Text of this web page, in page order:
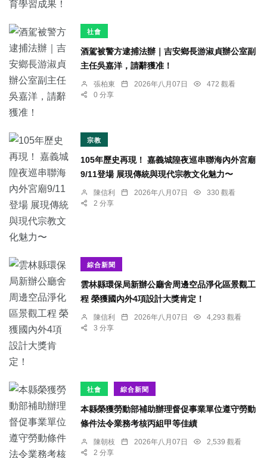
社會
酒駕被警方逮捕法辦｜吉安鄉長游淑貞辦公室副
主任吳嘉洋，請辭獲准！
張柏東 2026年八月07日
472 觀看
0 分享
宗教
105年歷史再現！ 嘉義城隍夜巡串聯海內外宮廟
9/11登場 展現傳統與現代宗教文化魅力〜
陳信利 2026年八月07日
330 觀看
2 分享
綜合新聞
雲林縣環保局新辦公廳舍周邊空品淨化區景觀工
程 榮獲國內外4項設計大獎肯定！
陳信利 2026年八月07日
4,293 觀看
3 分享
社會 綜合新聞
本縣榮獲勞動部補助辦理督促事業單位遵守勞動
條件法令業務考核丙組甲等佳績
陳朝枝 2026年八月07日
2,539 觀看
2 分享